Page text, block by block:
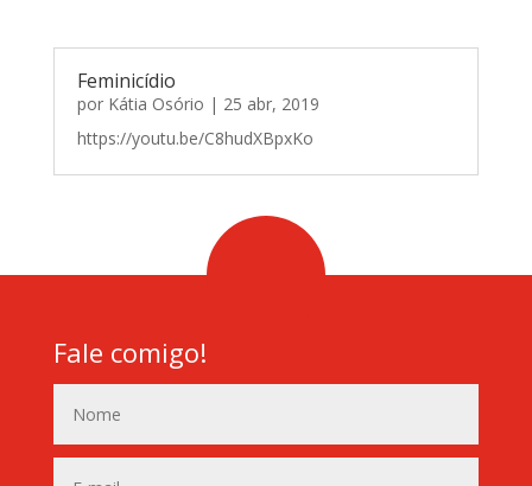
Feminicídio
por Kátia Osório | 25 abr, 2019
https://youtu.be/C8hudXBpxKo
Fale comigo!